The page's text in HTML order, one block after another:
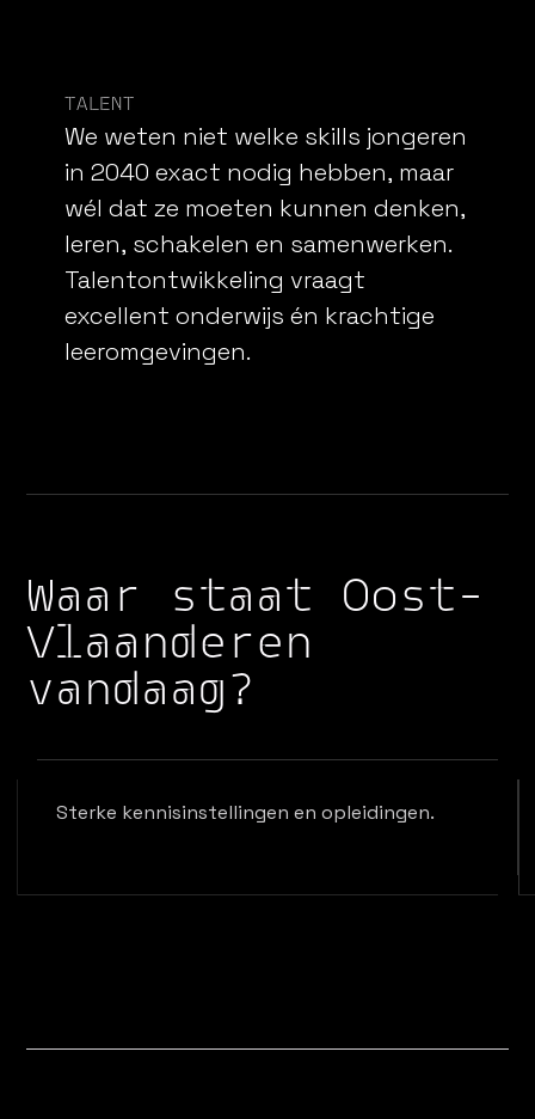
TALENT
We weten niet welke skills jongeren
in 2040 exact nodig hebben, maar
wél dat ze moeten kunnen denken,
leren, schakelen en samenwerken.
Talentontwikkeling vraagt
excellent onderwijs én krachtige
leeromgevingen.
Waar staat Oost-
Vlaanderen
vandaag?
Sterke kennisinstellingen en opleidingen.